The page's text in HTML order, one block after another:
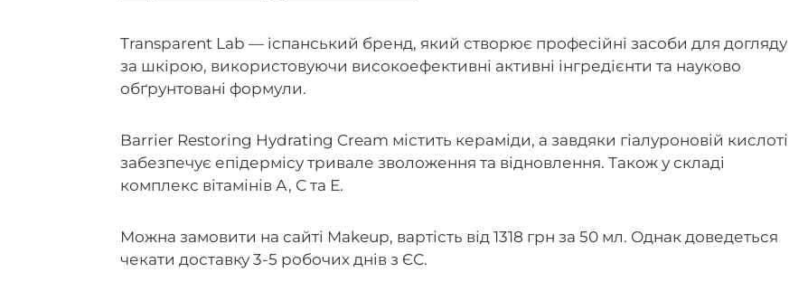
Transparent Lab — іспанський бренд, який створює професійні засоби для догляду
за шкірою, використовуючи високоефективні активні інгредієнти та науково
обґрунтовані формули.
Barrier Restoring Hydrating Cream містить кераміди, а завдяки гіалуроновій кислоті
забезпечує епідермісу тривале зволоження та відновлення. Також у складі
комплекс вітамінів А, С та Е.
Можна замовити на сайті Makeup, вартість від 1318 грн за 50 мл. Однак доведеться
чекати доставку 3-5 робочих днів з ЄС.